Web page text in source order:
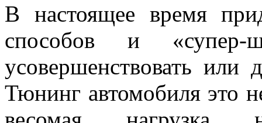
В настоящее время
способов и
усовершенствовать или
Тюнинг автомобиля это